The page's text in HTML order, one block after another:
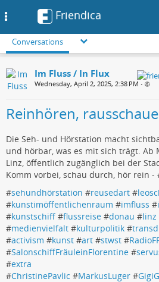
Friendica
Conversations
Im Fluss / In Flux
Wednesday, April 2, 2025, 2:38 PM •
Reinhören,
Die Seh- und Hörstation macht
und hörbar, was es mit sich trägt. Ab
Linz, öffentlich zugänglich bei der
Komm vorbei, schau durch, hör rein -
#sehundhörstation #reusedart #
#kunstimöffentlichenraum #imfluss #
#kunstschiff #flussreise #donau #linz
#medienvielfalt #kulturpolitik #
#activism #kunst #art #stwst #
#SalonschiffFräuleinFlorentine #
#extra
#ChristinePavlic #MarkusLuger #